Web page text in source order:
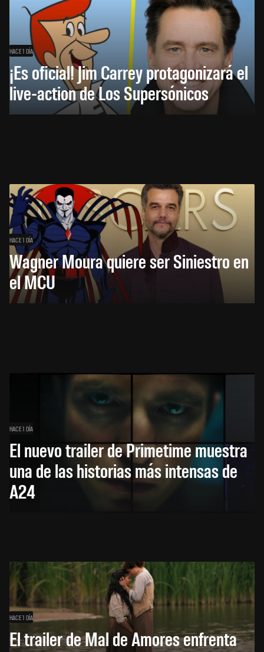
HACE 1 DÍA
¡Es oficial! Jim Carrey protagonizará el
live-action de Los Supersónicos
HACE 1 DÍA
Wagner Moura quiere ser Siniestro en
el MCU
HACE 1 DÍA
El nuevo trailer de Primetime muestra
una de las historias más intensas de
A24
HACE 1 DÍA
El trailer de Mal de Amores enfrenta